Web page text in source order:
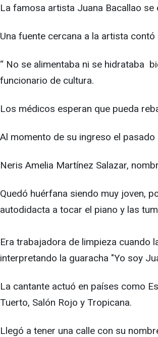
La famosa artista Juana Bacallao se
Una fuente cercana a la artista
“ No se alimentaba ni se hidrataba
funcionario de cultura.
Los médicos esperan que pueda
Al momento de su ingreso el
Neris Amelia Martínez Salazar,
Quedó huérfana siendo muy joven,
autodidacta a tocar el piano y las
Era trabajadora de limpieza cuando
interpretando la guaracha "Yo soy
La cantante actuó en países como
Tuerto, Salón Rojo y Tropicana.
Llegó a tener una calle con su